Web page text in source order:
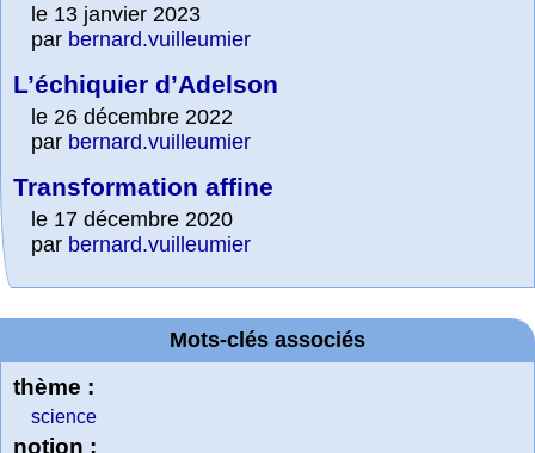
le 13 janvier 2023
par bernard.vuilleumier
L’échiquier d’Adelson
le 26 décembre 2022
par bernard.vuilleumier
Transformation affine
le 17 décembre 2020
par bernard.vuilleumier
Mots-clés associés
thème :
science
notion :